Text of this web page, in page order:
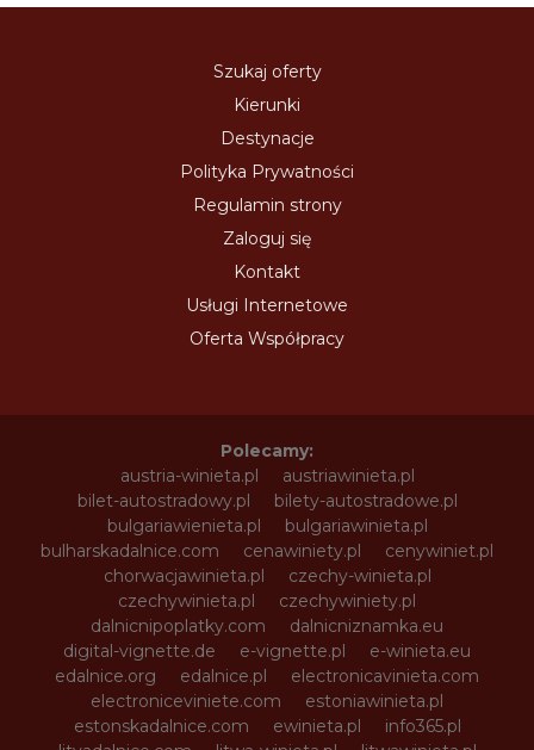
Szukaj oferty
Kierunki
Destynacje
Polityka Prywatności
Regulamin strony
Zaloguj się
Kontakt
Usługi Internetowe
Oferta Współpracy
Polecamy:
austria-winieta.pl
austriawinieta.pl
bilet-autostradowy.pl
bilety-autostradowe.pl
bulgariawienieta.pl
bulgariawinieta.pl
bulharskadalnice.com
cenawiniety.pl
cenywiniet.pl
chorwacjawinieta.pl
czechy-winieta.pl
czechywinieta.pl
czechywiniety.pl
dalnicnipoplatky.com
dalnicniznamka.eu
digital-vignette.de
e-vignette.pl
e-winieta.eu
edalnice.org
edalnice.pl
electronicavinieta.com
electroniceviniete.com
estoniawinieta.pl
estonskadalnice.com
ewinieta.pl
info365.pl